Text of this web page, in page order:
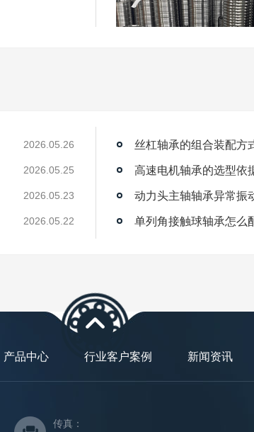
2026.05.26
2026.05.25
2026.05.23
2026.05.22
丝杠轴承的组合装配方
高速电机轴承的选型依
动力头主轴轴承异常振
单列角接触球轴承怎么
产品中心 行业客户案例 新闻资讯
传真：